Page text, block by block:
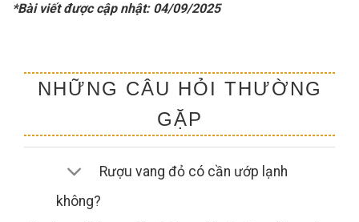
*Bài viết được cập nhật: 04/09/2025
NHỮNG CÂU HỎI THƯỜNG
GẶP
Rượu vang đỏ có cần ướp lạnh
không?